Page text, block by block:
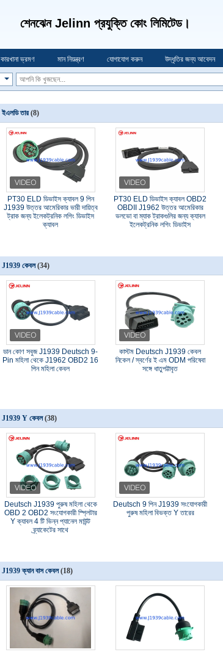
শেনঝেন Jelinn প্রযুক্তি কোং লিমিটেড।
কারখানা ভ্রমণ মান নিয়ন্ত্রণ যোগাযোগ করুন উদ্ধৃতির জন্য আবেদন
ইএলডি তার (8)
PT30 ELD ডিভাইস ক্যাবল 9 পিন
J1939 উত্তর আমেরিকার ভারী দায়িত্ব
ট্রাক জন্য ইলেকট্রনিক লগিং ডিভাইস
ক্যাবল
PT30 ELD ডিভাইস ক্যাবল OBD2
OBDII J1962 উত্তর আমেরিকার
ভলভো বা ম্যাক ট্রাকগুলির জন্য ক্যাবল
ইলেকট্রনিক লগিং ডিভাইস
J1939 কেবল (34)
ডান কোণ সবুজ J1939 Deutsch 9-
Pin মহিলা থেকে J1962 OBD2 16
পিন মহিলা কেবল
কাস্টম Deutsch J1939 কেবল
নিকেল / স্বর্ণের ই এম ODM পরিষেবা
সঙ্গে ধাতুপট্টাবৃত
J1939 Y কেবল (38)
Deutsch J1939 পুরুষ মহিলা থেকে
OBD 2 OBD2 সংযোগকারী স্প্লিটার
Y ক্যাবল 4 টি ভিন্ন প্যানেল মাউন্ট
ব্র্যাকেটের সাথে
Deutsch 9 পিন J1939 সংযোগকারী
পুরুষ মহিলা বিভক্ত Y তারের
J1939 ক্যান বাস কেবল (18)